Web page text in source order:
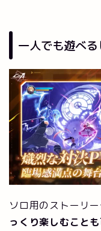
一人でも遊べ
ソロ用のストーリ
っくり楽しむこと